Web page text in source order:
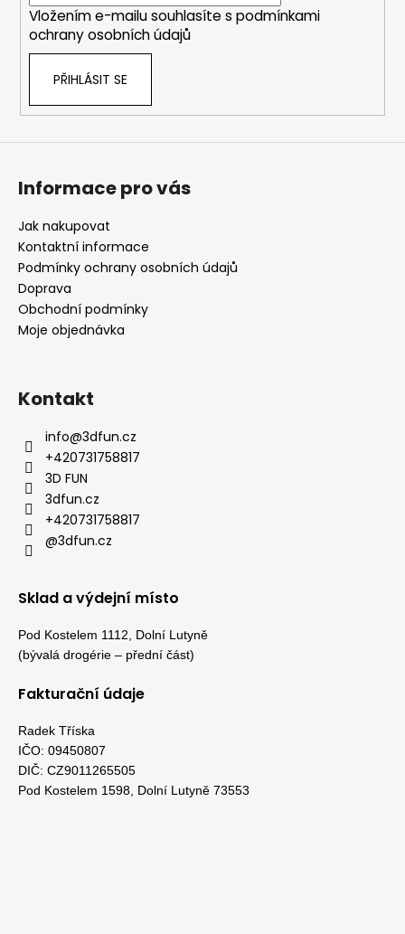
Vložením e-mailu souhlasíte s podmínkami
ochrany osobních údajů
PŘIHLÁSIT SE
Informace pro vás
Jak nakupovat
Kontaktní informace
Podmínky ochrany osobních údajů
Doprava
Obchodní podmínky
Moje objednávka
Kontakt
info@3dfun.cz
+420731758817
3D FUN
3dfun.cz
+420731758817
@3dfun.cz
Sklad a výdejní místo
Pod Kostelem 1112, Dolní Lutyně
(bývalá drogérie – přední část)
Fakturační údaje
Radek Tříska
IČO: 09450807
DIČ: CZ9011265505
Pod Kostelem 1598, Dolní Lutyně 73553